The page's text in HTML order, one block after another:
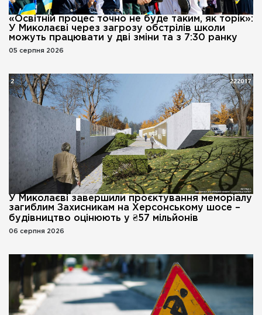
«Освітній процес точно не буде таким, як торік»:
У Миколаєві через загрозу обстрілів школи
можуть працювати у дві зміни та з 7:30 ранку
05 серпня 2026
У Миколаєві завершили проєктування меморіалу
загиблим Захисникам на Херсонському шосе –
будівництво оцінюють у ₴57 мільйонів
06 серпня 2026